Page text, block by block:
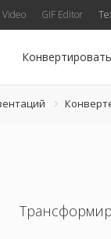
Video GIF Editor
Конвертировать